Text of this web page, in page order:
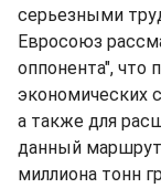
серьезными
Евросоюз
оппонента", что
экономических
а также для
данный
миллиона тонн